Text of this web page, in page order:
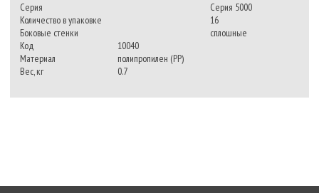
Серия
Серия 5000
Количество в упаковке
16
Боковые стенки
сплошные
Код
10040
Материал
полипропилен (PP)
Вес, кг
0.7